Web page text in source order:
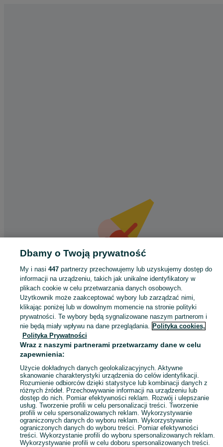
Coś poszło nie tak
Odśwież tę stronę lub wróć na stronę główną.
Odśwież
Dbamy o Twoją prywatność
My i nasi 447partnerzy przechowujemy lub uzyskujemy dostęp do
informacji na urządzeniu, takich jak unikalne identyfikatory w
plikach cookie w celu przetwarzania danych osobowych.
Użytkownik może zaakceptować wybory lub zarządzać nimi,
klikając poniżej lub w dowolnym momencie na stronie polityki
prywatności. Te wybory będą sygnalizowane naszym partnerom i
nie będą miały wpływu na dane przeglądania. Polityka cookies,
Polityka Prywatności
Wraz z naszymi partnerami przetwarzamy dane w celu
zapewnienia:
Użycie dokładnych danych geolokalizacyjnych. Aktywne
skanowanie charakterystyki urządzenia do celów identyfikacji.
Rozumienie odbiorców dzięki statystyce lub kombinacji danych z
różnych źródeł. Przechowywanie informacji na urządzeniu lub
dostęp do nich. Pomiar efektywności reklam. Rozwój i ulepszanie
usług. Tworzenie profili w celu personalizacji treści. Tworzenie
profili w celu spersonalizowanych reklam. Wykorzystywanie
ograniczonych danych do wyboru reklam. Wykorzystywanie
ograniczonych danych do wyboru treści. Pomiar efektywności
treści. Wykorzystanie profili do wyboru spersonalizowanych reklam.
Wykorzystywanie profili w celu doboru spersonalizowanych treści.